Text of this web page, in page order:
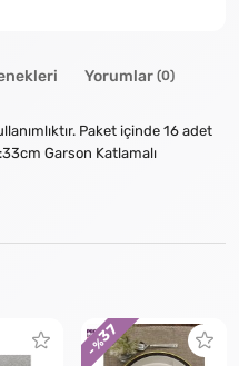
Yorumlar (0)
Paket içinde 16 adet
Garson Katlamalı
- %
37